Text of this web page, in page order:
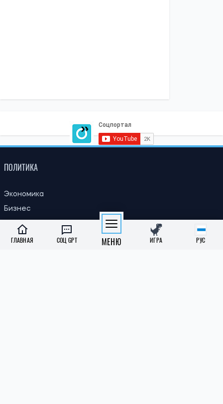
Бизнес
Власть
ГЛАВНАЯ СОЦ GPT МЕНЮ ИГРА РУС